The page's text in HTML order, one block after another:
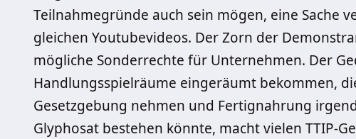
Teilnahmegründe auch sein mögen, eine Sache
gleichen Youtubevideos. Der Zorn der
mögliche Sonderrechte für Unternehmen. Der
Handlungsspielräume eingeräumt bekommen,
Gesetzgebung nehmen und Fertignahrung
Glyphosat bestehen könnte, macht vielen TTIP-